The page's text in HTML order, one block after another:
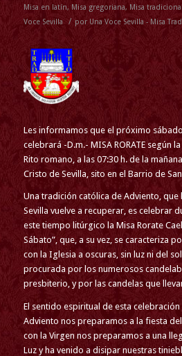
Misa en latín, Misa gregoriana, Misa tradicional
Voce Sevilla
/ por Una Voce Sevilla - Misa
Les informamos que el próximo
celebrará -D.m.- MISA RORATE según
Rito romano, a las 07:30 h. de la
Cristo de Sevilla, sito en el Barrio de
Una tradición católica de Adviento, que
Sevilla vuelve a recuperar, es celebrar
este tiempo litúrgico la Misa Rorate
Sábato”, que, a su vez, se caracteriza
con la Iglesia a oscuras, sin luz ni del
procurada por los numerosos
presbiterio, y por las candelas que
El sentido espiritual de esta
Adviento nos preparamos a la fiesta
con la Virgen nos preparamos a una
Luz y ha venido a disipar nuestras